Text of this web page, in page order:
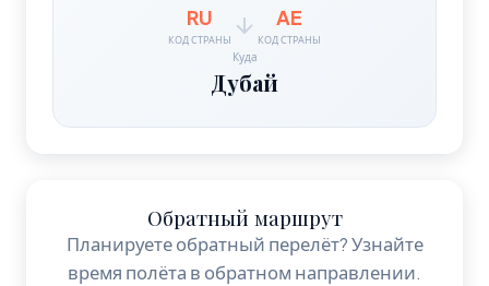
RU
КОД СТРАНЫ
AE
КОД СТРАНЫ
Куда
Дубай
Обратный маршрут
Планируете обратный перелёт? Узнайте
время полёта в обратном направлении.